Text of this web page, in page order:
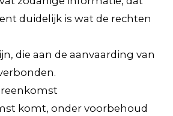
duidelijk is wat de rechten
die aan de aanvaarding van
komt, onder voorbehoud